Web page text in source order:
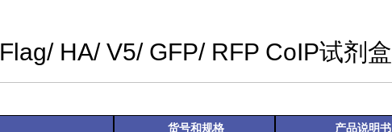
Flag/ HA/ V5/ GFP/ RFP CoIP试剂盒
货号和规格 产品说明书